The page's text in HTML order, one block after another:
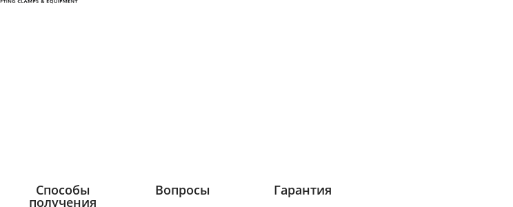
Способы
получения
Вопросы Гарантия